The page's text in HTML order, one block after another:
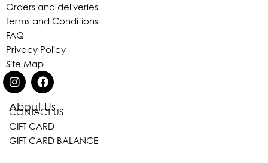
About Us
CONTACT US
GIFT CARD
GIFT CARD BALANCE
Orders and deliveries
Terms and Conditions
FAQ
Privacy Policy
Site Map
Eleganza Israel